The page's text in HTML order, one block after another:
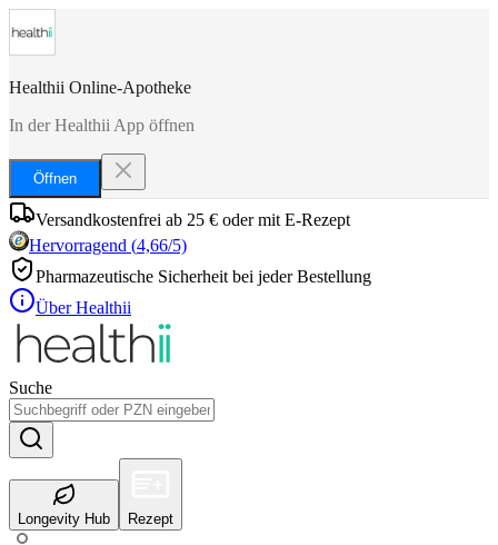
Healthii Online-Apotheke
In der Healthii App öffnen
Öffnen
Versandkostenfrei ab 25 € oder mit E-Rezept
Hervorragend (4,66/5)
Pharmazeutische Sicherheit bei jeder Bestellung
Über Healthii
Suche
Longevity Hub Rezept